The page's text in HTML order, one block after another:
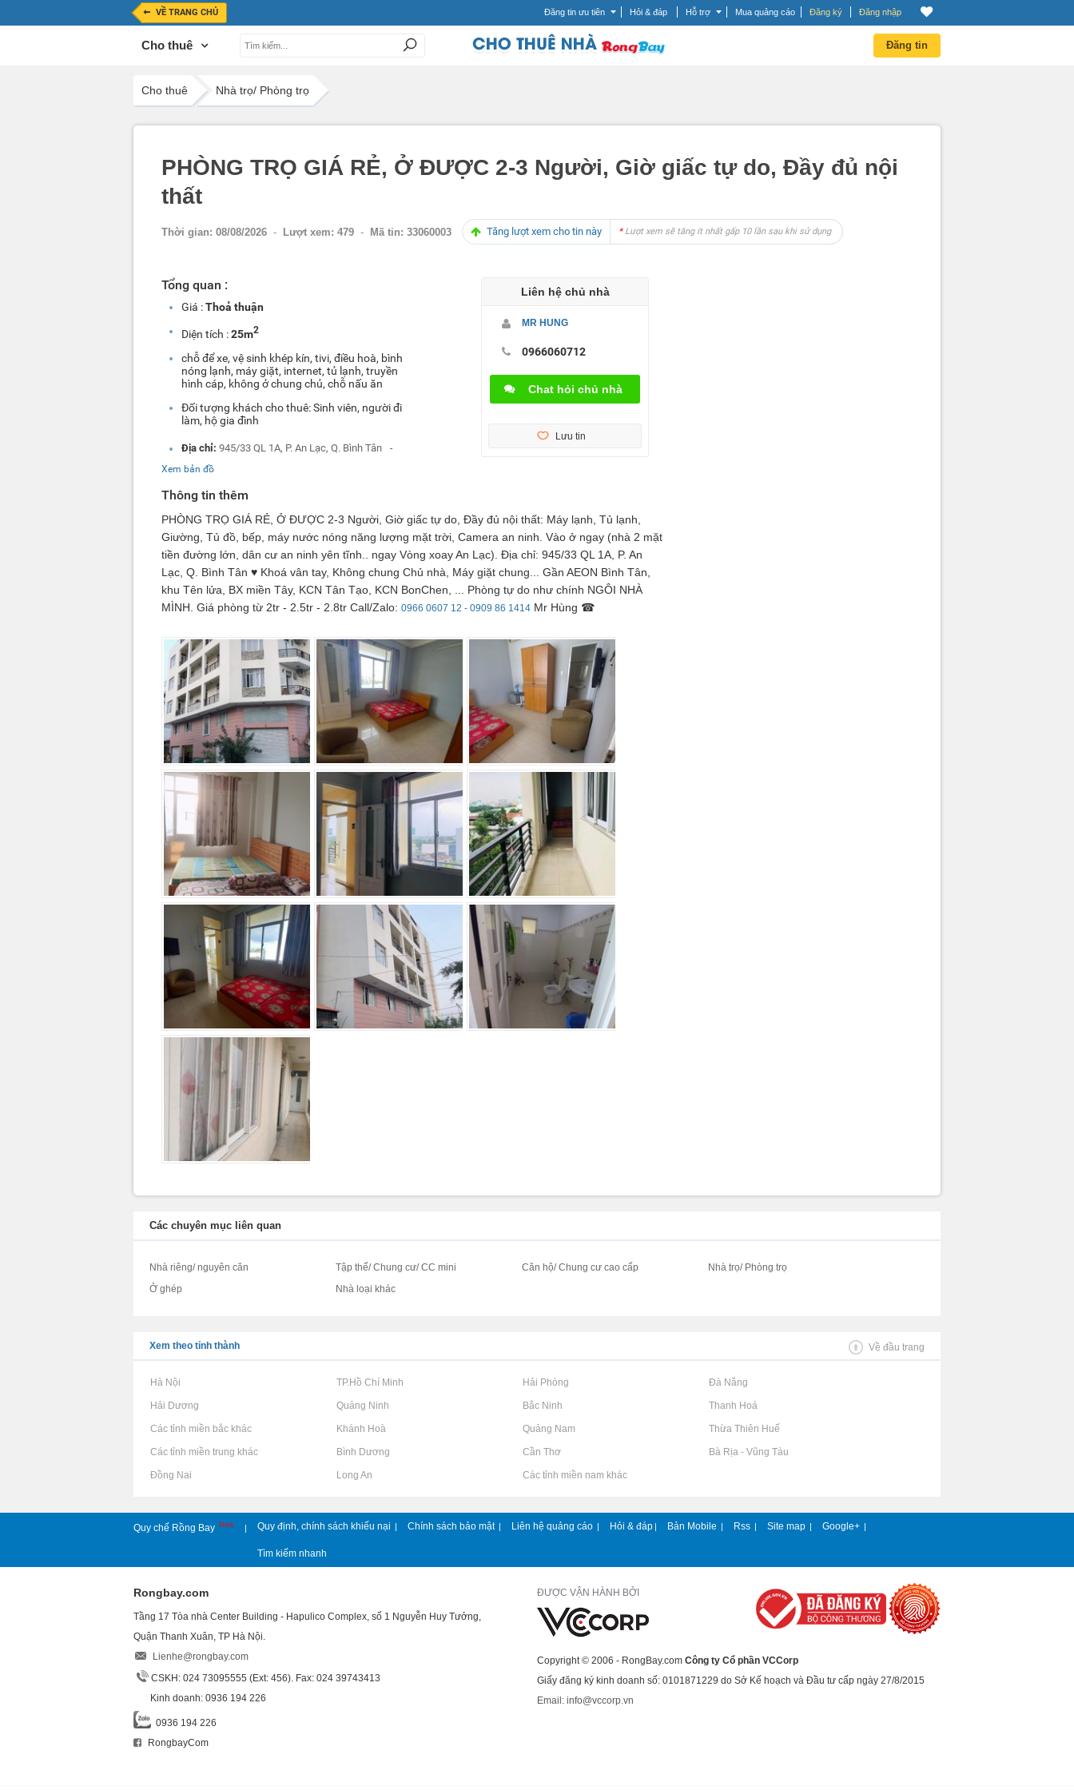
VỀ TRANG CHỦ Đăng tin ưu tiên Hỏi & đáp Hỗ trợ Mua quảng cáo Đăng ký Đăng nhập
Cho thuê Đăng tin
Cho thuê Nhà trọ/ Phòng trọ
PHÒNG TRỌ GIÁ RẺ, Ở ĐƯỢC 2-3 Người, Giờ giấc tự do, Đầy đủ nội
thất
Thời gian: 08/08/2026 - Lượt xem: 479 - Mã tin: 33060003 Tăng lượt xem cho tin này *Lượt xem sẽ tăng ít nhất gấp 10 lần sau khi sử dụng
Tổng quan :
Giá :Thoả thuận
Diện tích :25m2
chỗ để xe, vệ sinh khép kín, tivi, điều hoà, bình
nóng lạnh, máy giặt, internet, tủ lạnh, truyền
hình cáp, không ở chung chủ, chỗ nấu ăn
Đối tượng khách cho thuê: Sinh viên, người đi
làm, hộ gia đình
Địa chỉ: 945/33 QL 1A, P. An Lạc, Q. Bình Tân
-
Xem bản đồ
Liên hệ chủ nhà
MR HÙNG
0966060712
Chat hỏi chủ nhà
Lưu tin
Thông tin thêm
PHÒNG TRỌ GIÁ RẺ, Ở ĐƯỢC 2-3 Người, Giờ giấc tự do, Đầy đủ nội thất: Máy lạnh, Tủ lạnh,
Giường, Tủ đồ, bếp, máy nước nóng năng lượng mặt trời, Camera an ninh. Vào ở ngay (nhà 2 mặt
tiền đường lớn, dân cư an ninh yên tĩnh.. ngay Vòng xoay An Lạc). Địa chỉ: 945/33 QL 1A, P. An
Lạc, Q. Bình Tân ♥ Khoá vân tay, Không chung Chủ nhà, Máy giặt chung... Gần AEON Bình Tân,
khu Tên lửa, BX miền Tây, KCN Tân Tạo, KCN BonChen, ... Phòng tự do như chính NGÔI NHÀ
MÌNH. Giá phòng từ 2tr - 2.5tr - 2.8tr Call/Zalo: 0966 0607 12 - 0909 86 1414 Mr Hùng ☎
Các chuyên mục liên quan
Nhà riêng/ nguyên căn Tập thể/ Chung cư/ CC mini Căn hộ/ Chung cư cao cấp
Nhà trọ/ Phòng trọ
Ở ghép
Nhà loại khác
Xem theo tỉnh thành Về đầu trang
Rao vặt tại Hà Nội Rao vặt tại TP.Hồ Chí Minh Rao vặt tại Hải Phòng Rao vặt tại Đà Nẵng
Rao vặt tại Hải Dương Rao vặt tại Quảng Ninh Rao vặt tại Bắc Ninh Rao vặt tại Thanh Hoá
Rao vặt tại Các tỉnh miền bắc khác Rao vặt tại Khánh Hoà Rao vặt tại Quảng Nam Rao vặt tại Thừa Thiên Huế
Rao vặt tại Các tỉnh miền trung khác Rao vặt tại Bình Dương Rao vặt tại Cần Thơ Rao vặt tại Bà Rịa - Vũng Tàu
Rao vặt tại Đồng Nai Rao vặt tại Long An Rao vặt tại Các tỉnh miền nam khác
Quy chế Rồng Bay New | Quy định, chính sách khiếu nại | Chính sách bảo mật | Liên hệ quảng cáo | Hỏi & đáp | Bản Mobile | Rss | Site map | Google+ |
Tìm kiếm nhanh
Rongbay.com
Tầng 17 Tòa nhà Center Building - Hapulico Complex, số 1 Nguyễn Huy Tưởng,
Quận Thanh Xuân, TP Hà Nội.
Lienhe@rongbay.com
CSKH: 024 73095555 (Ext: 456). Fax: 024 39743413
Kinh doanh: 0936 194 226
0936 194 226
RongbayCom
ĐƯỢC VẬN HÀNH BỞI
Copyright © 2006 - RongBay.com Công ty Cổ phần VCCorp
Giấy đăng ký kinh doanh số: 0101871229 do Sở Kế hoạch và Đầu tư cấp ngày 27/8/2015
Email: info@vccorp.vn